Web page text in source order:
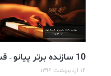
10 سازنده برتر پیانو – قسمت دوم
۱۴ اردیبهشت ۱۳۹۶